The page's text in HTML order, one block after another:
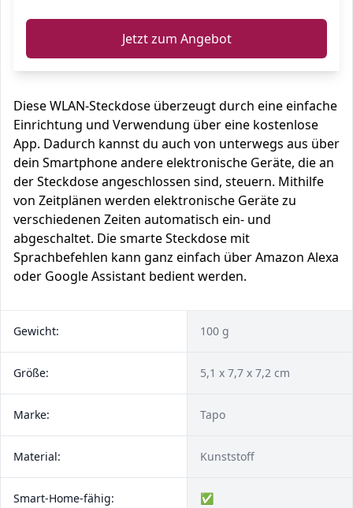
Jetzt zum Angebot
Diese WLAN-Steckdose überzeugt durch eine einfache
Einrichtung und Verwendung über eine kostenlose
App. Dadurch kannst du auch von unterwegs aus über
dein Smartphone andere elektronische Geräte, die an
der Steckdose angeschlossen sind, steuern. Mithilfe
von Zeitplänen werden elektronische Geräte zu
verschiedenen Zeiten automatisch ein- und
abgeschaltet. Die smarte Steckdose mit
Sprachbefehlen kann ganz einfach über Amazon Alexa
oder Google Assistant bedient werden.
Gewicht: 100 g
Größe: 5,1 x 7,7 x 7,2 cm
Marke: ‎Tapo
Material: Kunststoff
Smart-Home-fähig: ✅